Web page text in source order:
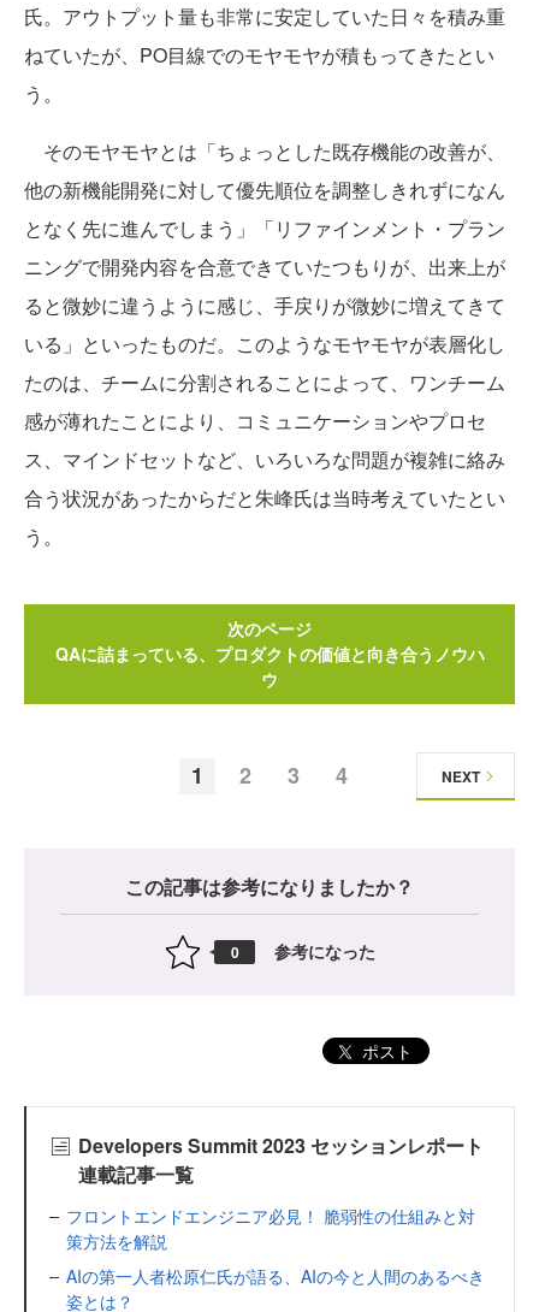
氏。アウトプット量も非常に安定していた日々を積み重
ねていたが、PO目線でのモヤモヤが積もってきたとい
う。
そのモヤモヤとは「ちょっとした既存機能の改善が、
他の新機能開発に対して優先順位を調整しきれずになん
となく先に進んでしまう」「リファインメント・プラン
ニングで開発内容を合意できていたつもりが、出来上が
ると微妙に違うように感じ、手戻りが微妙に増えてきて
いる」といったものだ。このようなモヤモヤが表層化し
たのは、チームに分割されることによって、ワンチーム
感が薄れたことにより、コミュニケーションやプロセ
ス、マインドセットなど、いろいろな問題が複雑に絡み
合う状況があったからだと朱峰氏は当時考えていたとい
う。
次のページ
QAに詰まっている、プロダクトの価値と向き合うノウハ
ウ
1 2 3 4 NEXT
この記事は参考になりましたか？
0 参考になった
ポスト
Developers Summit 2023 セッションレポート
連載記事一覧
フロントエンドエンジニア必見！ 脆弱性の仕組みと対
策方法を解説
AIの第一人者松原仁氏が語る、AIの今と人間のあるべき
姿とは？